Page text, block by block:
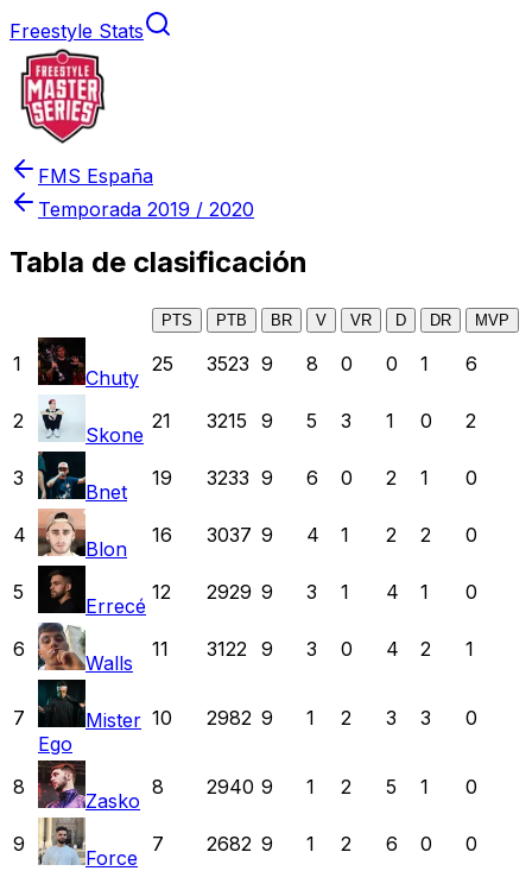
Freestyle Stats
FMS España
Temporada 2019 / 2020
Tabla de clasificación
PTS PTB BR V VR D DR MVP
1
Chuty
25 3523 9 8 0 0 1 6
2
Skone
21 3215 9 5 3 1 0 2
3
Bnet
19 3233 9 6 0 2 1 0
4
Blon
16 3037 9 4 1 2 2 0
5
Errecé
12 2929 9 3 1 4 1 0
6
Walls
11 3122 9 3 0 4 2 1
7
Mister
Ego
10 2982 9 1 2 3 3 0
8
Zasko
8 2940 9 1 2 5 1 0
9
Force
7 2682 9 1 2 6 0 0